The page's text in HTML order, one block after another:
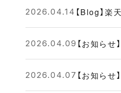
2026.04.14 【Blog】
2026.04.09 【お知ら
2026.04.07 【お知ら